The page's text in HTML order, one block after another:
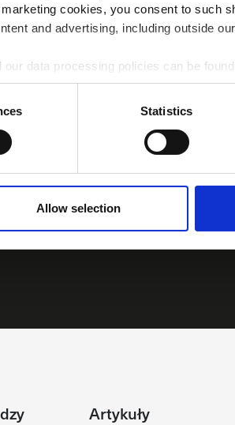
cookies, you consent to such
and advertising, including outside
data processing policies can be
Statistics
Allow selection
* Chcę
wskazany
o.o.
Masz prawo
zgody oraz
Artykuły